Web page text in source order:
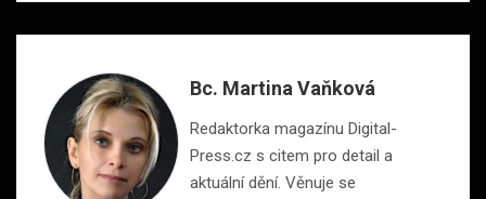
Bc. Martina Vaňková
Redaktorka magazínu Digital-
Press.cz s citem pro detail a
aktuální dění. Věnuje se